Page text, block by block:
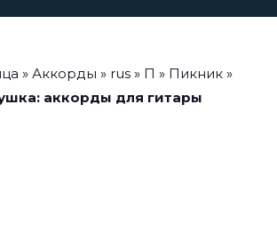
» Аккорды » rus » П » Пикник »
аккорды для гитары